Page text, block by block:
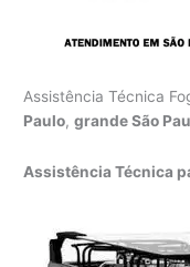
Assistência Técnica
Paulo,grande São
Assistência Técnica